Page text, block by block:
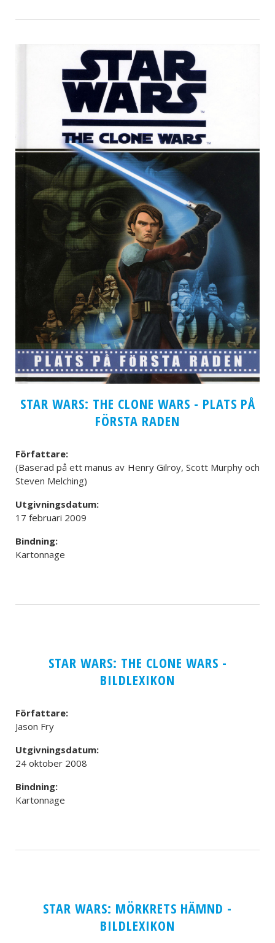
STAR WARS: THE CLONE WARS - PLATS PÅ
FÖRSTA RADEN
Författare:
(Baserad på ett manus av Henry Gilroy, Scott Murphy och
Steven Melching)
Utgivningsdatum:
17 februari 2009
Bindning:
Kartonnage
STAR WARS: THE CLONE WARS -
BILDLEXIKON
Författare:
Jason Fry
Utgivningsdatum:
24 oktober 2008
Bindning:
Kartonnage
STAR WARS: MÖRKRETS HÄMND -
BILDLEXIKON